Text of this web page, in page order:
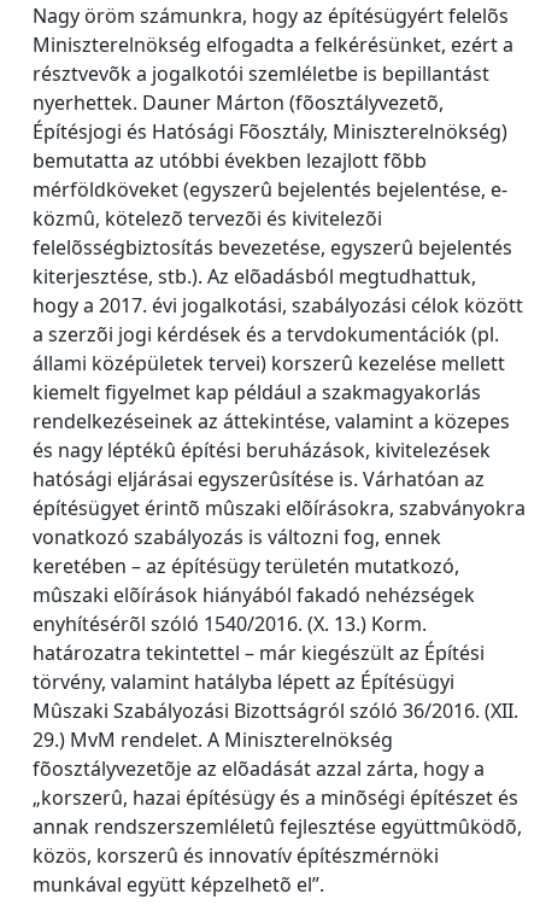
Nagy öröm számunkra, hogy az építésügyért felelõs
Miniszterelnökség elfogadta a felkérésünket, ezért a
résztvevõk a jogalkotói szemléletbe is bepillantást
nyerhettek. Dauner Márton (fõosztályvezetõ,
Építésjogi és Hatósági Fõosztály, Miniszterelnökség)
bemutatta az utóbbi években lezajlott fõbb
mérföldköveket (egyszerû bejelentés bejelentése, e-
közmû, kötelezõ tervezõi és kivitelezõi
felelõsségbiztosítás bevezetése, egyszerû bejelentés
kiterjesztése, stb.). Az elõadásból megtudhattuk,
hogy a 2017. évi jogalkotási, szabályozási célok között
a szerzõi jogi kérdések és a tervdokumentációk (pl.
állami középületek tervei) korszerû kezelése mellett
kiemelt figyelmet kap például a szakmagyakorlás
rendelkezéseinek az áttekintése, valamint a közepes
és nagy léptékû építési beruházások, kivitelezések
hatósági eljárásai egyszerûsítése is. Várhatóan az
építésügyet érintõ mûszaki elõírásokra, szabványokra
vonatkozó szabályozás is változni fog, ennek
keretében – az építésügy területén mutatkozó,
mûszaki elõírások hiányából fakadó nehézségek
enyhítésérõl szóló 1540/2016. (X. 13.) Korm.
határozatra tekintettel – már kiegészült az Építési
törvény, valamint hatályba lépett az Építésügyi
Mûszaki Szabályozási Bizottságról szóló 36/2016. (XII.
29.) MvM rendelet. A Miniszterelnökség
fõosztályvezetõje az elõadását azzal zárta, hogy a
„korszerû, hazai építésügy és a minõségi építészet és
annak rendszerszemléletû fejlesztése együttmûködõ,
közös, korszerû és innovatív építészmérnöki
munkával együtt képzelhetõ el”.